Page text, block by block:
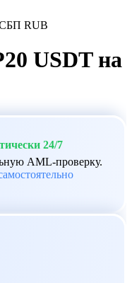
СБП RUB
USDT на
24/7
AML-проверку.